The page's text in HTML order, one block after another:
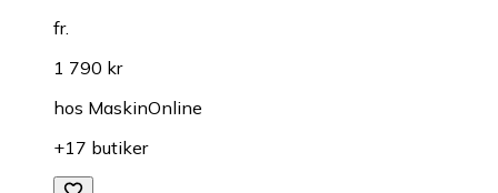
fr.
1 790 kr
hos MaskinOnline
+17 butiker